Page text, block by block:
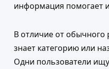
информация помогает
В отличие от обычного
знает категорию или
Одни пользователи